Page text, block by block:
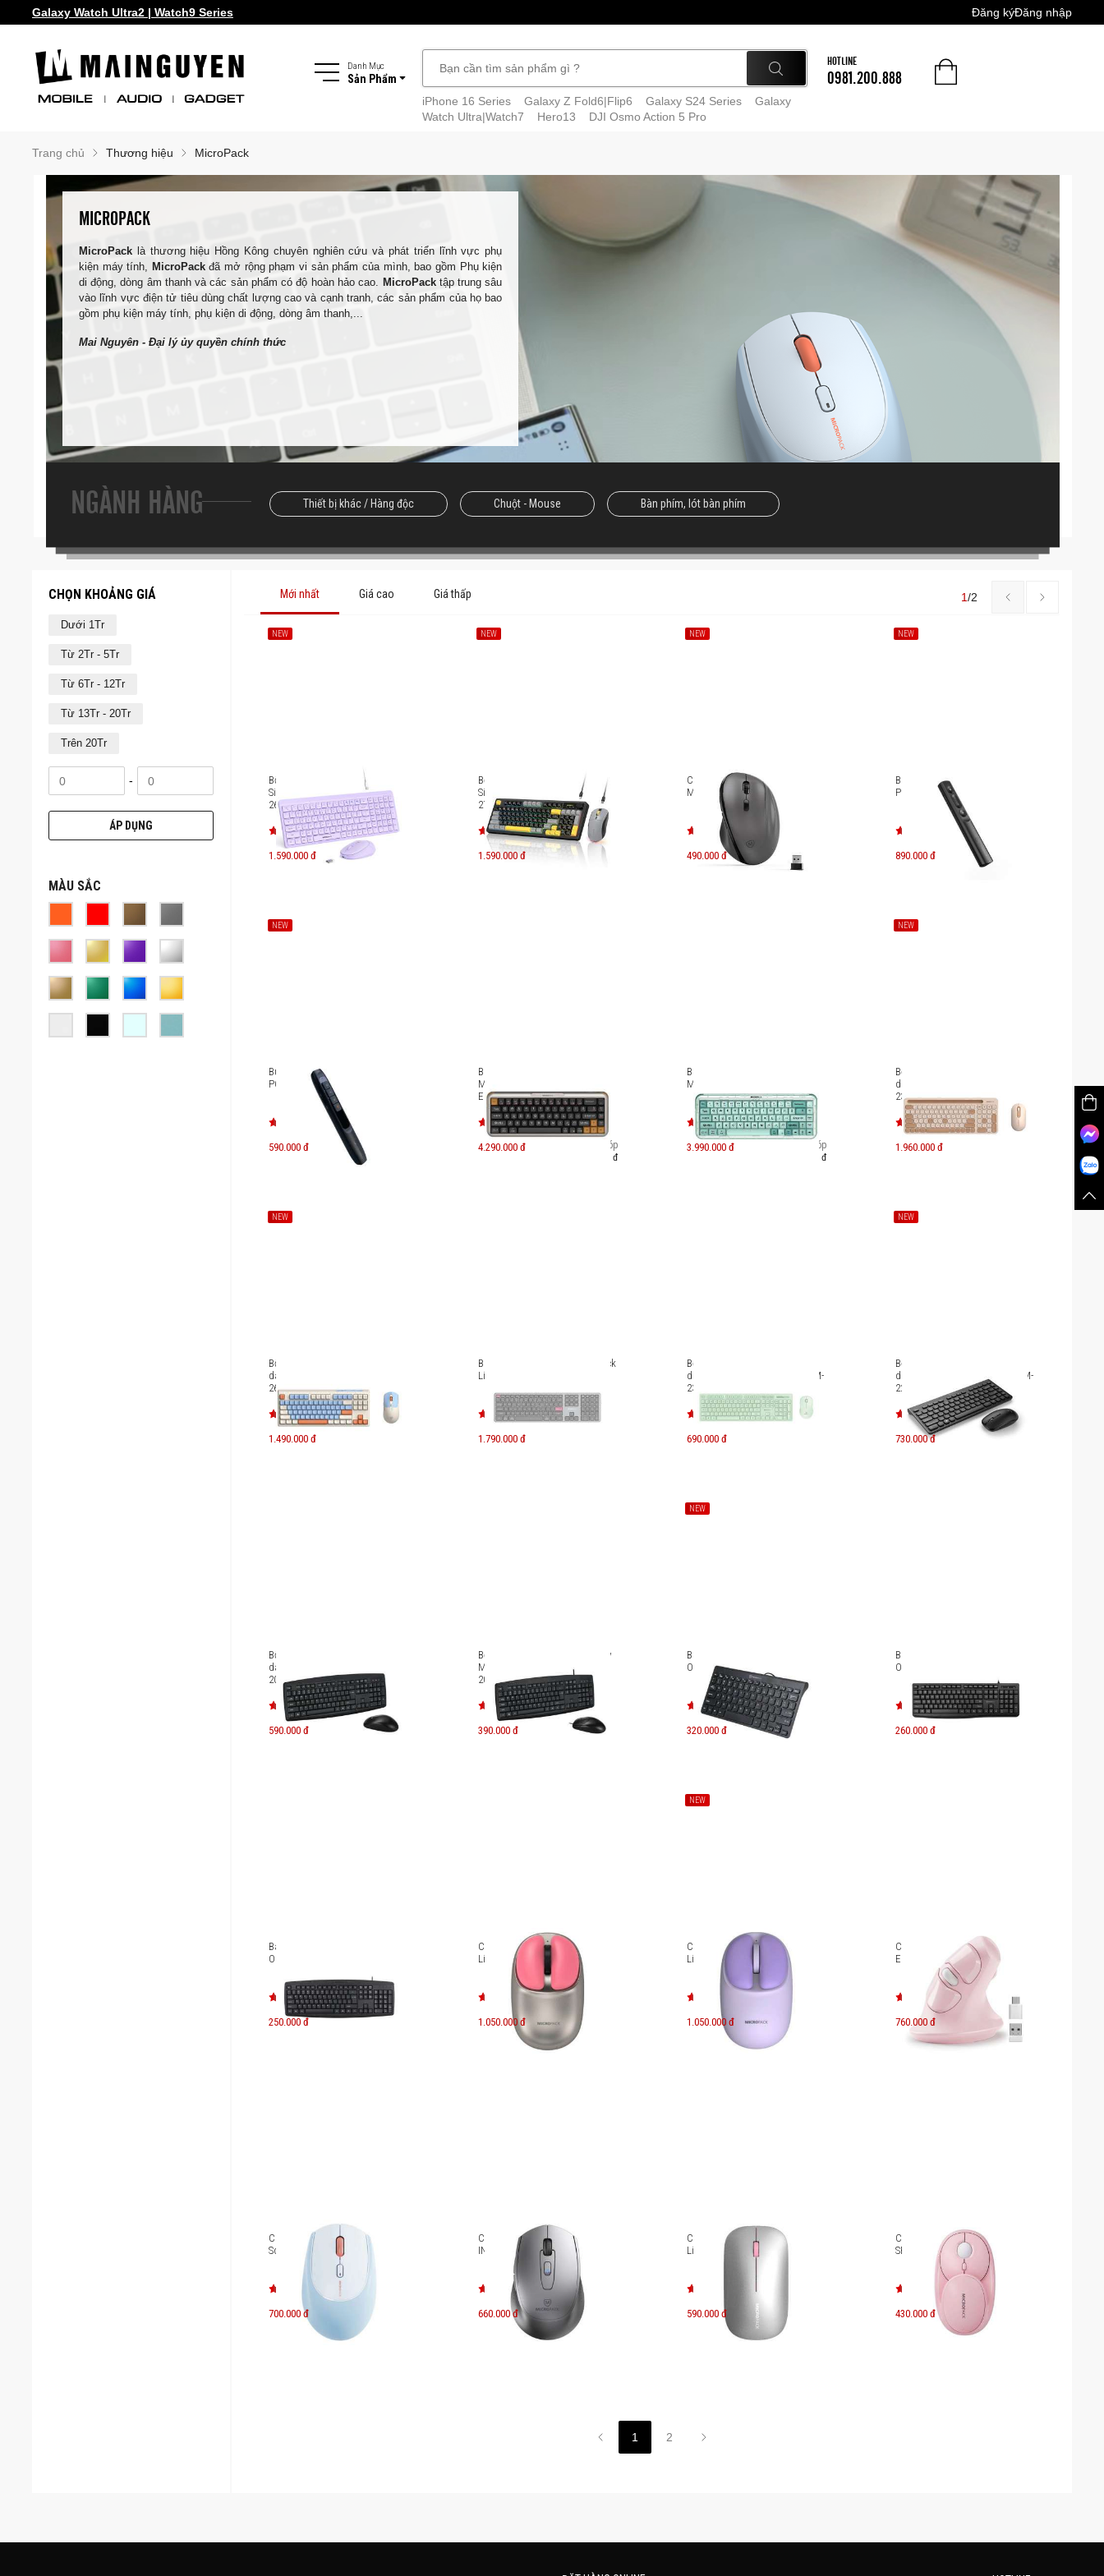
Galaxy Watch Ultra2 | Watch9 Series Đăng kýĐăng nhập
Danh Mục
Sản Phẩm
iPhone 16 Series
Galaxy Z Fold6|Flip6 Galaxy S24 Series
Galaxy
Watch Ultra|Watch7
Hero13 DJI Osmo Action 5 Pro
HOTLINE
0981.200.888
Trang chủ Thương hiệu MicroPack
MICROPACK
MicroPacklà thương hiệu Hồng Kông chuyên nghiên cứu và phát triển lĩnh vực phụ
kiện máy tính, MicroPackđã mở rộng phạm vi sản phẩm của mình, bao gồm Phụ kiện
di động, dòng âm thanh và các sản phẩm có độ hoàn hảo cao. MicroPack tập trung sâu
vào lĩnh vực điện tử tiêu dùng chất lượng cao và cạnh tranh, các sản phẩm của họ bao
gồm phụ kiện máy tính, phụ kiện di động, dòng âm thanh,...
Mai Nguyên - Đại lý ủy quyền chính thức
NGÀNH HÀNG Thiết bị khác / Hàng độc Chuột - Mouse Bàn phím, lót bàn phím
CHỌN KHOẢNG GIÁ
Dưới 1Tr
Từ 2Tr - 5Tr
Từ 6Tr - 12Tr
Từ 13Tr - 20Tr
Trên 20Tr
-
ÁP DỤNG
MÀU SẮC
Mới nhất Giá cao Giá thấp 1/2
NEW
Bộ bàn phím chuột Bluetooth
Silent MicroPack Lifestyle KM-
268W
1.590.000 đ
NEW
Bộ bàn phím chuột Bluetooth
Silent MicroPack Lifestyle KM-
270W
1.590.000 đ
NEW
Chuột không dây MicroPack
MP-V01W
490.000 đ
NEW
Bút trình chiếu MicroPack
POINTER GREEN WPM-09G
890.000 đ
NEW
Bút trình chiếu MicroPack
POINTER LITE WPM-06
590.000 đ
Bàn phím cơ không dây
MicroPack Lifestyle 3 K-168WM-
EN-BK (kèm 5 phím đổi màu)
4.290.000 đ
Trả góp
740.000 đ
Bàn phím cơ không dây
MicroPack Lifestyle K-168WM
3.990.000 đ
Trả góp
688.000 đ
NEW
Bộ bàn phím kèm chuột không
dây MicroPack Lifestyle KM-
238W
1.960.000 đ
NEW
Bộ bàn phím kèm chuột không
dây MicroPack Lifestyle KM-
269W
1.490.000 đ
Bàn phím không dây MicroPack
Lifestyle K-310W
1.790.000 đ
Bộ bàn phím kèm chuột không
dây MicroPack iFREE LITE 2 KM-
237W
690.000 đ
NEW
Bộ bàn phím kèm chuột không
dây MicroPack iFREE MINI 2 KM-
228W
730.000 đ
Bộ bàn phím kèm chuột không
dây MicroPack iFREE LITE KM-
203W
590.000 đ
Bộ bàn phím kèm chuột có dây
MicroPack COMBO LITE KM-
2003
390.000 đ
NEW
Bàn phím có dây MicroPack
OFFICE MINI K2208STL
320.000 đ
Bàn phím có dây MicroPack
OFFICE LITE 2 K-206
260.000 đ
Bàn phím có dây MicroPack
OFFICE LITE KM-203W
250.000 đ
Chuột không dây MicroPack
Lifestyle ML-202W-GY
1.050.000 đ
NEW
Chuột không dây MicroPack
Lifestyle ML-202W
1.050.000 đ
Chuột không dây MicroPack
ERGO LIFT MP-V03W
760.000 đ
Chuột không dây MicroPack
Soft Silicone Lifestyle MS-201W
700.000 đ
Chuột không MicroPack dây
INSPIRE PRO+ MP-730WT
660.000 đ
Chuột không dây MicroPack
Lifestyle ML-203W
590.000 đ
Chuột không dây MicroPack
SPEED GLASS MP-720C
430.000 đ
1 2